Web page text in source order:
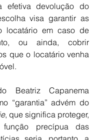
efetiva devolução do
visa garantir as
locatário em caso de
ou ainda, cobrir
que o locatário venha
“garantia” advém do
, que significa proteger,
função precípua das